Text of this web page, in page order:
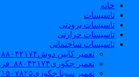
خانه
تاسیسات
تاسیسات برودتی
تاسیسات حرارتی
تاسیسات ساختمانی
تعمیر کابین دوش۸۸۰۴۲۱۷۴_فروش کابین دوش
تعمیر جکوزی۸۸۰۴۲۱۷۴_فروش وان_جکوزی
تعمیر سونا جکوزی۰۹۱۲۱۵۰۷۸۲۵#| Sauna | Jacuzzi